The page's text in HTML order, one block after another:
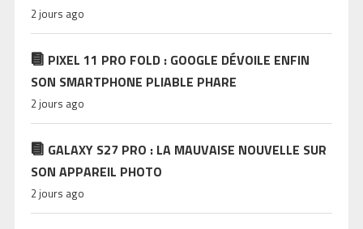
2 jours ago
PIXEL 11 PRO FOLD : GOOGLE DÉVOILE ENFIN
SON SMARTPHONE PLIABLE PHARE
2 jours ago
GALAXY S27 PRO : LA MAUVAISE NOUVELLE SUR
SON APPAREIL PHOTO
2 jours ago